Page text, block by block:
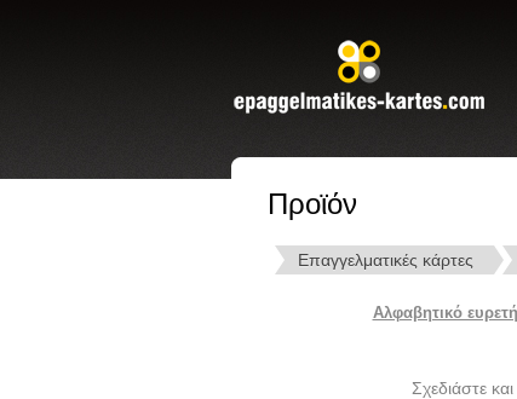
Προϊόν
Επαγγελματικές κάρτες
Αλφαβητικό
Σχεδιάστε